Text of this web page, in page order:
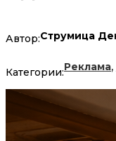
Автор:Струмица
Категории:Реклама,